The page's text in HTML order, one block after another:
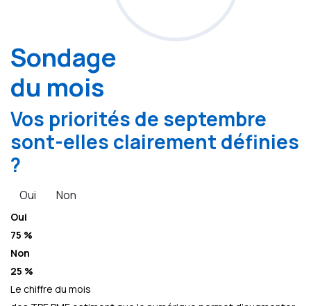
Sondage
du mois
Vos priorités de septembre
sont-elles clairement définies
?
Oui Non
Oui
75 %
Non
25 %
Le chiffre du mois